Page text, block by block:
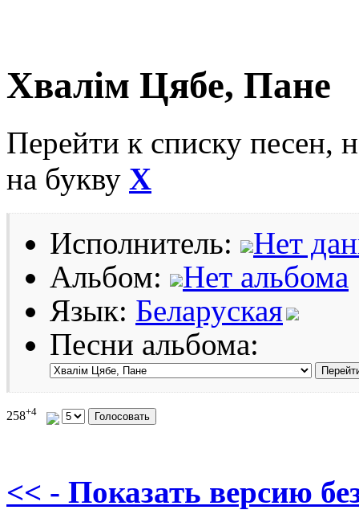
Хвалім Цябе, Пане
Перейти к списку песен,
на букву Х
Исполнитель:
Нет
Альбом:
Нет альбома
Язык: Беларуская
Песни альбома:
258+4
<< - Показать версию